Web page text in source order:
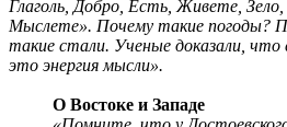
Глаголь, Добро, Есть, Живете,
Мыслете». Почему такие погоды?
такие стали. Ученые доказали, что
это энергия мысли».
О Востоке и Западе